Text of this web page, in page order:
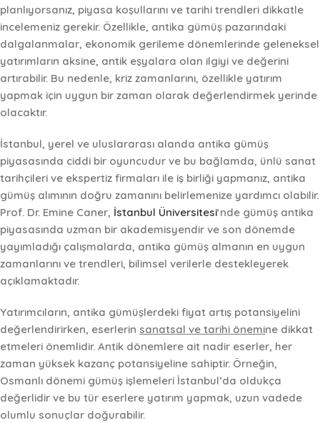
planlıyorsanız, piyasa koşullarını ve tarihi trendleri dikkatle
incelemeniz gerekir. Özellikle, antika gümüş pazarındaki
dalgalanmalar, ekonomik gerileme dönemlerinde geleneksel
yatırımların aksine, antik eşyalara olan ilgiyi ve değerini
artırabilir. Bu nedenle, kriz zamanlarını, özellikle yatırım
yapmak için uygun bir zaman olarak değerlendirmek yerinde
olacaktır.
İstanbul, yerel ve uluslararası alanda antika gümüş
piyasasında ciddi bir oyuncudur ve bu bağlamda, ünlü sanat
tarihçileri ve ekspertiz firmaları ile iş birliği yapmanız, antika
gümüş alımının doğru zamanını belirlemenize yardımcı olabilir.
Prof. Dr. Emine Caner, İstanbul Üniversitesi‘nde gümüş antika
piyasasında uzman bir akademisyendir ve son dönemde
yayımladığı çalışmalarda, antika gümüş almanın en uygun
zamanlarını ve trendleri, bilimsel verilerle destekleyerek
açıklamaktadır.
Yatırımcıların, antika gümüşlerdeki fiyat artış potansiyelini
değerlendirirken, eserlerin sanatsal ve tarihi önemine dikkat
etmeleri önemlidir. Antik dönemlere ait nadir eserler, her
zaman yüksek kazanç potansiyeline sahiptir. Örneğin,
Osmanlı dönemi gümüş işlemeleri İstanbul’da oldukça
değerlidir ve bu tür eserlere yatırım yapmak, uzun vadede
olumlu sonuçlar doğurabilir.